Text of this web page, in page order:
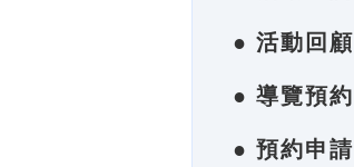
● 活動回顧
● 導覽預約
● 預約申請